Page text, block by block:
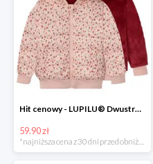
Hit cenowy - LUPILU® Dwustronna kurtka pikowana dziewczęca
59.90 zł
*najniższa cena z 30 dni przed obniżką